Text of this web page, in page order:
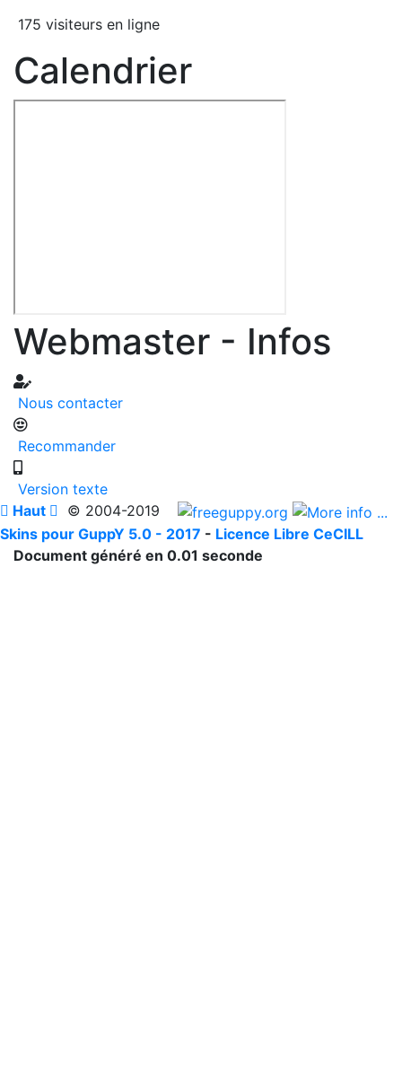
175 visiteurs en ligne
Calendrier
Webmaster - Infos
Nous contacter
Recommander
Version texte
 Haut  © 2004-2019
Skins pour GuppY 5.0 - 2017 - Licence Libre CeCILL
Document généré en 0.01 seconde